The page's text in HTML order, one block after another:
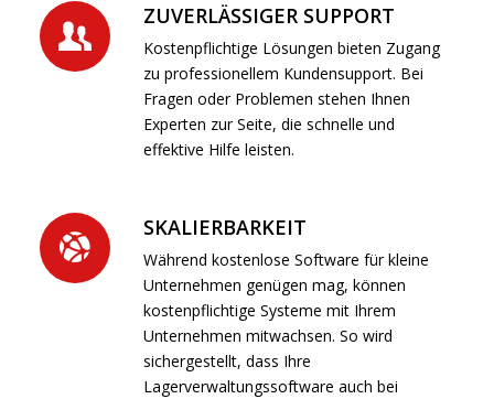
ZUVERLÄSSIGER SUPPORT
Kostenpflichtige Lösungen bieten Zugang
zu professionellem Kundensupport. Bei
Fragen oder Problemen stehen Ihnen
Experten zur Seite, die schnelle und
effektive Hilfe leisten.
SKALIERBARKEIT
Während kostenlose Software für kleine
Unternehmen genügen mag, können
kostenpflichtige Systeme mit Ihrem
Unternehmen mitwachsen. So wird
sichergestellt, dass Ihre
Lagerverwaltungssoftware auch bei